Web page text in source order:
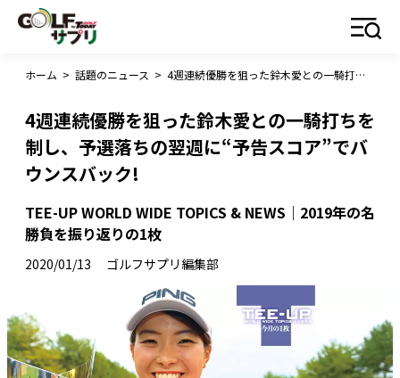
ホーム > 話題のニュース > 4週連続優勝を狙った鈴木愛との一騎打ちを制し、予選落ちの翌週に“予告スコア”でバウンスバック!
4週連続優勝を狙った鈴木愛との一騎打ちを
制し、予選落ちの翌週に“予告スコア”でバ
ウンスバック!
TEE-UP WORLD WIDE TOPICS & NEWS｜2019年の名
勝負を振り返りの1枚
2020/01/13 ゴルフサプリ編集部